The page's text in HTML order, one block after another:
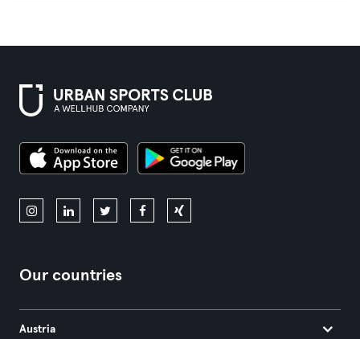
Our countries
Austria